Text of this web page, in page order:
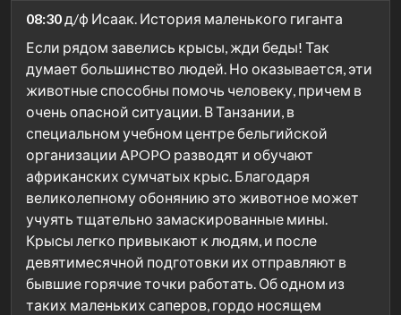
08:30д/ф Исаак. История маленького гиганта
Если рядом завелись крысы, жди беды! Так
думает большинство людей. Но оказывается, эти
животные способны помочь человеку, причем в
очень опасной ситуации. В Танзании, в
специальном учебном центре бельгийской
организации APOPO разводят и обучают
африканских сумчатых крыс. Благодаря
великолепному обонянию это животное может
учуять тщательно замаскированные мины.
Крысы легко привыкают к людям, и после
девятимесячной подготовки их отправляют в
бывшие горячие точки работать. Об одном из
таких маленьких саперов, гордо носящем